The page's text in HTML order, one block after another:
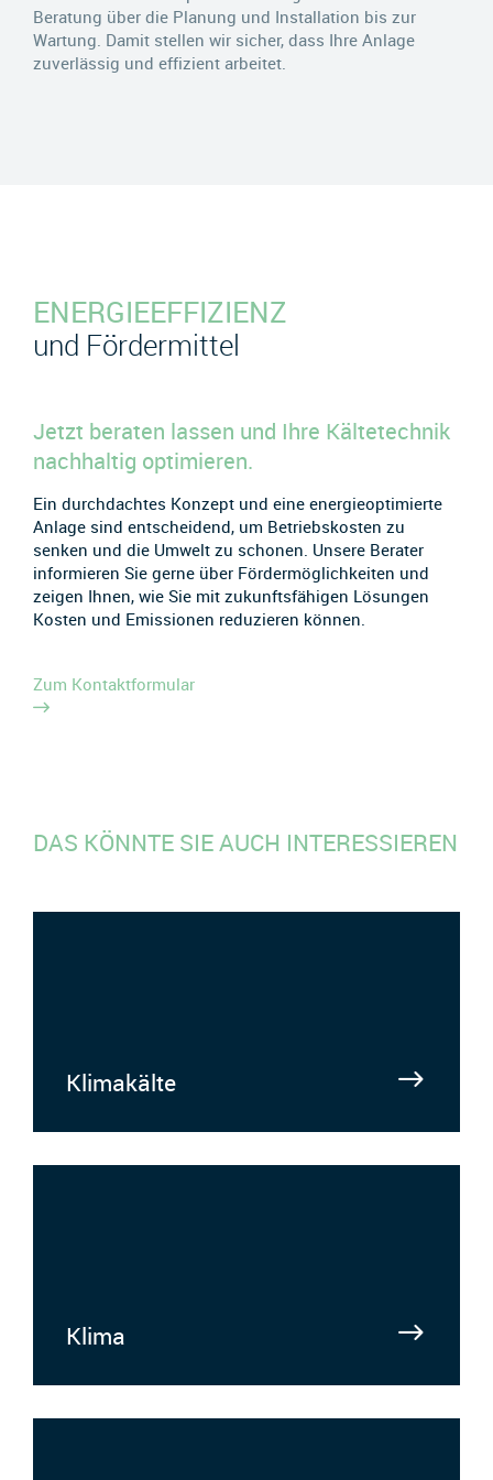
Beratung über die Planung und Installation bis zur
Wartung. Damit stellen wir sicher, dass Ihre Anlage
zuverlässig und effizient arbeitet.
ENERGIEEFFIZIENZ
und Fördermittel
Jetzt beraten lassen und Ihre Kältetechnik
nachhaltig optimieren.
Ein durchdachtes Konzept und eine energieoptimierte
Anlage sind entscheidend, um Betriebskosten zu
senken und die Umwelt zu schonen. Unsere Berater
informieren Sie gerne über Fördermöglichkeiten und
zeigen Ihnen, wie Sie mit zukunftsfähigen Lösungen
Kosten und Emissionen reduzieren können.
Zum Kontaktformular
DAS KÖNNTE SIE AUCH INTERESSIEREN
Klimakälte
Klima